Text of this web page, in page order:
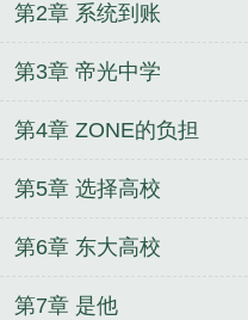
第2章 系统到账
第3章 帝光中学
第4章 ZONE的负担
第5章 选择高校
第6章 东大高校
第7章 是他